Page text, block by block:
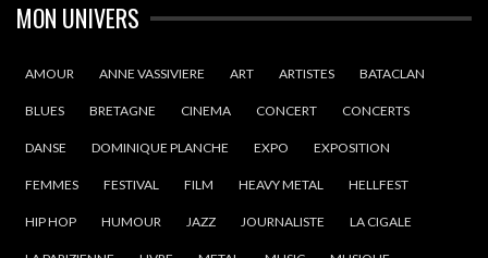
MON UNIVERS
AMOUR ANNE VASSIVIERE ART ARTISTES BATACLAN
BLUES BRETAGNE CINEMA CONCERT CONCERTS
DANSE DOMINIQUE PLANCHE EXPO EXPOSITION
FEMMES FESTIVAL FILM HEAVY METAL HELLFEST
HIP HOP HUMOUR JAZZ JOURNALISTE LA CIGALE